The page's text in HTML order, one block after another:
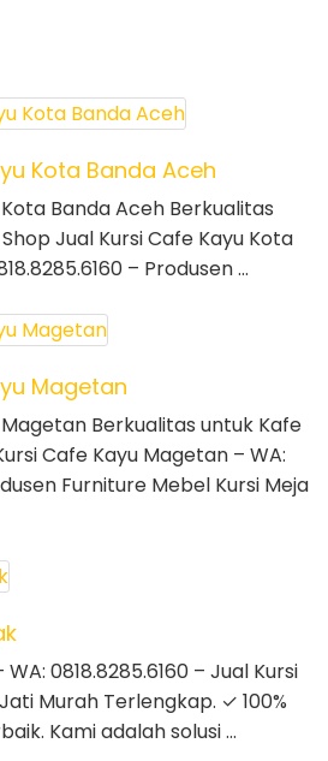
Kota Banda Aceh
Banda Aceh Berkualitas
Jual Kursi Cafe Kayu Kota
– Produsen …
Magetan
Berkualitas untuk Kafe
Cafe Kayu Magetan – WA:
Furniture Mebel Kursi Meja
0818.8285.6160 – Jual Kursi
Murah Terlengkap. ✓ 100%
Kami adalah solusi …